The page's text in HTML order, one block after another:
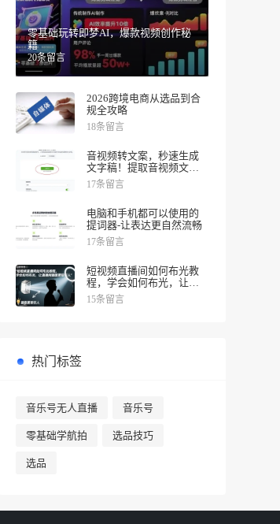
零基础玩转即梦AI，爆款视频创作秘
籍
20条留言
2026跨境电商从选品到合
规全攻略
18条留言
音视频转文案，秒速生成
文字稿！提取音视频文案
一键完成!
17条留言
电脑和手机都可以使用的
提词器-让表达更自然流畅
17条留言
短视频直播间如何布光教
程，学会如何布光，让直
播间画面更吸引人
15条留言
热门标签
音乐号无人直播 音乐号
零基础学航拍 选品技巧
选品